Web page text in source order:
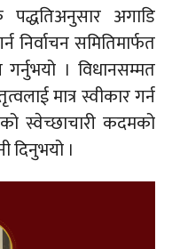
पद्धतिअनुसार अगाडि
समितिमार्फत
गर्नुभयो । विधानसम्मत
मात्र स्वीकार गर्न
स्वेच्छाचारी कदमको
दिनुभयो ।